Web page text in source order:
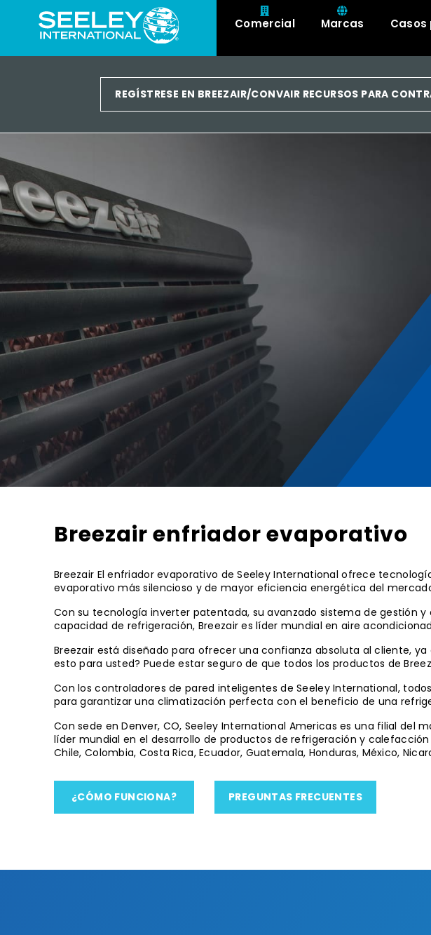
Comercial Marcas
REGÍSTRESE EN BREEZAIR/CONVAIR RECURSOS PARA
Breezair enfriador evaporativo
Breezair El enfriador evaporativo de Seeley International ofrece
evaporativo más silencioso y de mayor eficiencia energética del
Con su tecnología inverter patentada, su avanzado sistema de gestión
capacidad de refrigeración, Breezair es líder mundial en aire
Breezair está diseñado para ofrecer una confianza absoluta al cliente,
esto para usted? Puede estar seguro de que todos los productos de
Con los controladores de pared inteligentes de Seeley International,
para garantizar una climatización perfecta con el beneficio de una
Con sede en Denver, CO, Seeley International Americas es una filial
líder mundial en el desarrollo de productos de refrigeración y
Chile, Colombia, Costa Rica, Ecuador, Guatemala, Honduras, México,
¿CÓMO FUNCIONA? PREGUNTAS FRECUENTES